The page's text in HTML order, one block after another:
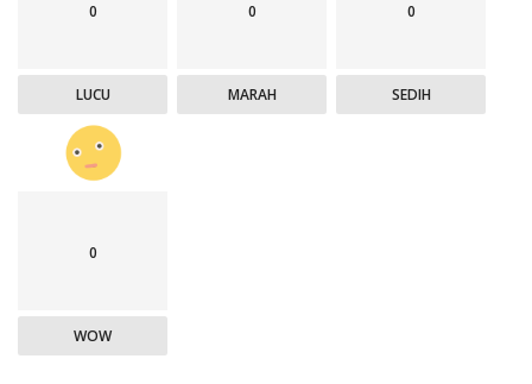
0
LUCU
0
MARAH
0
SEDIH
0
WOW